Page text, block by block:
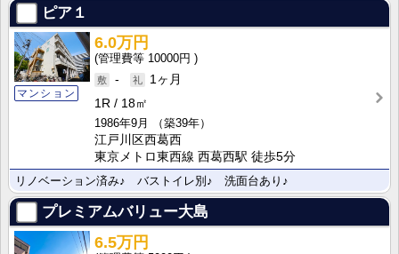
ピア１
マンション
6.0万円
10000円
-
1ヶ月
1R
18㎡
1986年9月
（築39年）
江戸川区西葛西
東京メトロ東西線 西葛西駅 徒歩5分
リノベーション済み♪ バストイレ別♪ 洗面台あり♪
プレミアムバリュー大島
6.5万円